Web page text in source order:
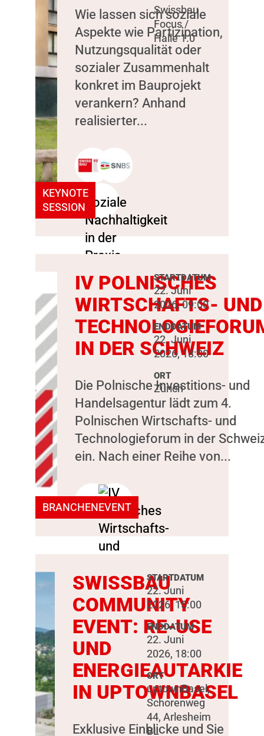
KEYNOTE
SESSION
Wie lassen sich soziale
Aspekte wie Partizipation,
Nutzungsqualität oder
sozialer Zusammenhalt
konkret im Bauprojekt
verankern? Anhand
realisierter...
Swissbau
Focus /
Halle 1.0
BRANCHENEVENT
IV POLNISCHES
WIRTSCHAFTS- UND
IN DER SCHWEIZ
Die Polnische Investitions- und
Handelsagentur lädt zum 4.
Polnischen Wirtschafts- und
Technologieforum in der
ein. Nach einer Reihe von...
STARTDATUM
22. Juni
2026, 09:00
ENDDATUM
22. Juni
2026, 18:00
ORT
Zürich
SWISSBAU
COMMUNITY
EVENT: RE-USE
UND
ENERGIEAUTARKIE
IN UPTOWNBASEL
Exklusive Einblicke und Sie
STARTDATUM
22. Juni
2026, 15:00
ENDDATUM
22. Juni
2026, 18:00
ORT
uptownBasel,
Schorenweg
44, Arlesheim
BL